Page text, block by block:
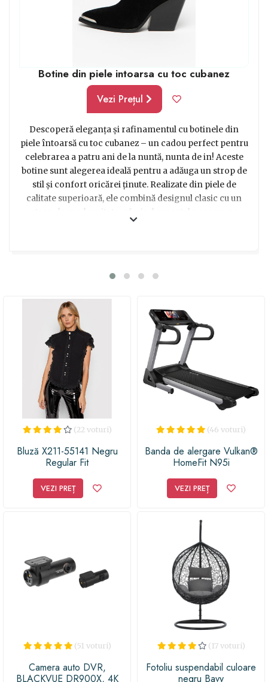
Botine din piele intoarsa cu toc cubanez
Vezi Prețul
Descoperă eleganța și rafinamentul cu botinele din
piele întoarsă cu toc cubanez – un cadou perfect pentru
celebrarea a patru ani de la nuntă, nunta de in! Aceste
botine sunt alegerea ideală pentru a adăuga un strop de
stil și confort oricărei ținute. Realizate din piele de
calitate superioară, ele combină designul clasic cu un
strop de modernitate, oferind suportul necesar pe
lux care să reflecte dragostea și aprecierea voastră!
(22 voturi)
Bluză X211-55141 Negru
Regular Fit
VEZI PREȚ
(46 voturi)
Banda de alergare Vulkan®
HomeFit N95i
VEZI PREȚ
(51 voturi)
Camera auto DVR,
BLACKVUE DR900X, 4K
(17 voturi)
Fotoliu suspendabil culoare
negru Bavy